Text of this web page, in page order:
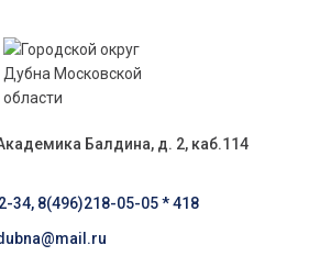
Балдина, д. 2, каб.114
34, 8(496)218-05-05 * 418